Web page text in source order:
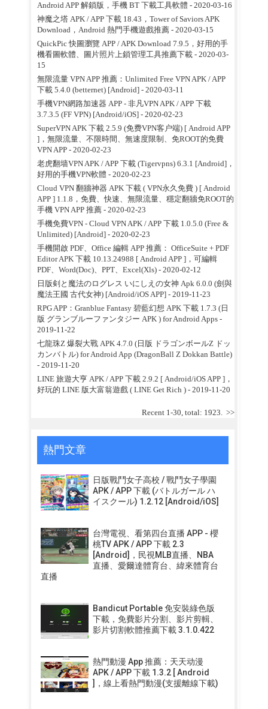
Android APP 解鎖版，手機 BT 下載工具軟體 - 2020-03-16
神魔之塔 APK / APP 下載 18.43，Tower of Saviors APK
Download，Android 熱門手機遊戲推薦- 2020-03-15
QuickPic 快圖瀏覽 APP / APK Download 7.9.5，好用的手
機看圖軟體、圖片照片上鎖管理工具推薦下載- 2020-03-
15
無限流量 VPN APP 推薦：Unlimited Free VPN APK / APP
下載 5.4.0 (betternet) [Android]- 2020-03-11
手機VPN網路加速器 APP - 非凡VPN APK / APP 下載
3.7.3.5 (FF VPN) [Android/iOS]- 2020-02-23
SuperVPN APK 下載 2.5.9 (免费VPN客户端) [ Android APP
]，無限流量、不限時間、無速度限制、免ROOT的免費
VPN APP- 2020-02-23
老虎翻墙VPN APK / APP 下載 (Tigervpns) 6.3.1 [Android]，
好用的手機VPN軟體 - 2020-02-23
Cloud VPN 翻牆神器 APK 下載 ( VPN永久免費 ) [ Android
APP ] 1.1.8，免費、快速、無限流量、穩定翻牆免ROOT的
手機 VPN APP 推薦- 2020-02-23
手機免費VPN - Cloud VPN APK / APP 下載 1.0.5.0 (Free &
Unlimited) [Android]- 2020-02-23
手機開啟 PDF、Office 編輯 APP 推薦： OfficeSuite + PDF
Editor APK 下載 10.13.24988 [ Android APP ]，可編輯
PDF、Word(Doc)、PPT、Excel(Xls)- 2020-02-12
日版剣と魔法のログレス いにしえの女神 Apk 6.0.0 (劍與
魔法王國 古代女神) [Android/iOS APP]- 2019-11-23
RPG APP：Granblue Fantasy 碧藍幻想 APK 下載 1.7.3 (日
版 グランブルーファンタジー APK ) for Android Apps -
2019-11-22
七龍珠Z 爆裂大戰 APK 4.7.0 (日版 ドラゴンボールZ ドッ
カンバトル) for Android App (DragonBall Z Dokkan Battle)
- 2019-11-20
LINE 旅遊大亨 APK / APP 下載 2.9.2 [ Android/iOS APP ]，
好玩的 LINE 版大富翁遊戲 ( LINE Get Rich )- 2019-11-20
Recent 1-30, total: 1923. >>
熱門文章
日版戰鬥女子高校 / 戰鬥女子學園
APK / APP 下載 (バトルガール ハ
イスクール) 1.2.12 [Android/iOS]
台灣電視、看第四台直播 APP - 櫻
桃TV APK / APP 下載 2.3
[Android]，民視MLB直播、NBA
直播、愛爾達體育台、緯來體育台
直播
Bandicut Portable 免安裝綠色版
下載，免費影片分割、影片剪輯、
影片切割軟體推薦下載 3.1.0.422
熱門動漫 App 推薦：天天动漫
APK / APP 下載 1.3.2 [ Android
]，線上看熱門動漫(支援離線下載)